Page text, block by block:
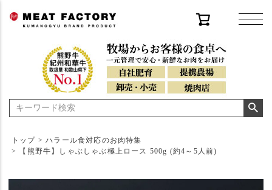
トップ
ハラール食対応のお肉特集
【熊野牛】しゃぶしゃぶ極上ロース 500g (約4～5人前)